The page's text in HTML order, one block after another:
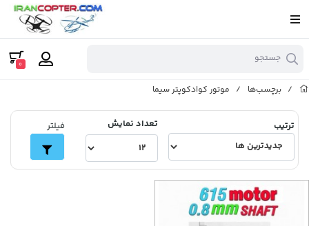
جستجو 0
/ برچسب‌ها / موتور کوادکوپتر سیما
ترتیب تعداد نمایش فیلتر